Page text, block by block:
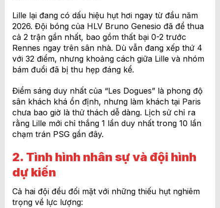
Lille lại đang có dấu hiệu hụt hơi ngay từ đầu năm
2026. Đội bóng của HLV Bruno Genesio đã để thua
cả 2 trận gần nhất, bao gồm thất bại 0-2 trước
Rennes ngay trên sân nhà. Dù vẫn đang xếp thứ 4
với 32 điểm, nhưng khoảng cách giữa Lille và nhóm
bám đuổi đã bị thu hẹp đáng kể.
Điểm sáng duy nhất của “Les Dogues” là phong độ
sân khách khá ổn định, nhưng làm khách tại Paris
chưa bao giờ là thử thách dễ dàng. Lịch sử chỉ ra
rằng Lille mới chỉ thắng 1 lần duy nhất trong 10 lần
chạm trán PSG gần đây.
2. Tình hình nhân sự và đội hình
dự kiến
Cả hai đội đều đối mặt với những thiếu hụt nghiêm
trọng về lực lượng: